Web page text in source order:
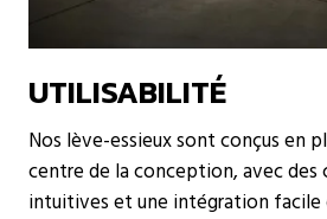
UTILISABILITÉ
Nos lève-essieux sont conçus en
centre de la conception, avec des
intuitives et une intégration facile